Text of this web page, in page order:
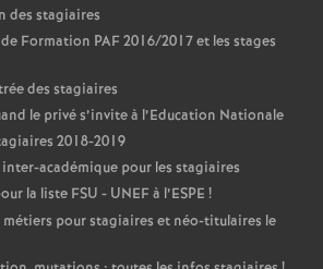
des stagiaires
Formation PAF2016/2017 et les stages
des stagiaires
le privé s’invite à l’Education Nationale
2018-2019
académique pour les stagiaires
la liste FSU - UNEFà l’ESPE !
métiers pour stagiaires et néo-titulaires le